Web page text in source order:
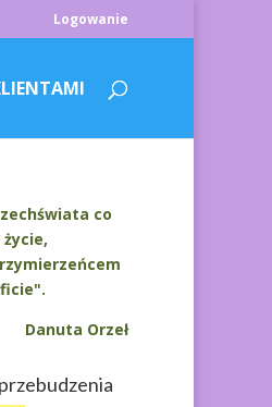
Logowanie
co
Danuta Orzeł